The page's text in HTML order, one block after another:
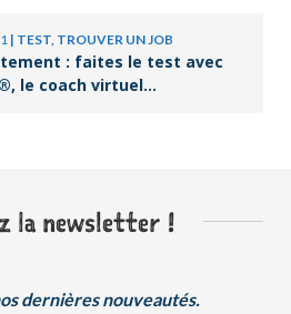
| TEST, TROUVER UN JOB
: faites le test avec
le coach virtuel
la newsletter !
dernières nouveautés.